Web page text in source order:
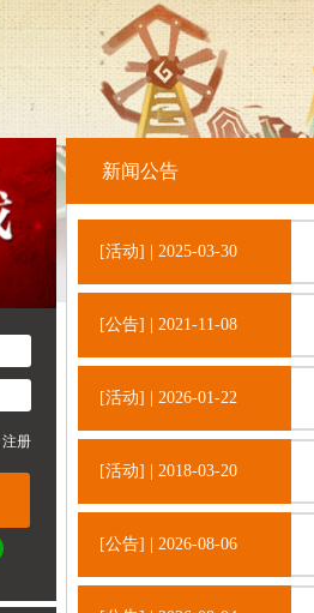
注册
新闻公告
[活动] | 2025-03-30
[公告] | 2021-11-08
[活动] | 2026-01-22
[活动] | 2018-03-20
[公告] | 2026-08-06